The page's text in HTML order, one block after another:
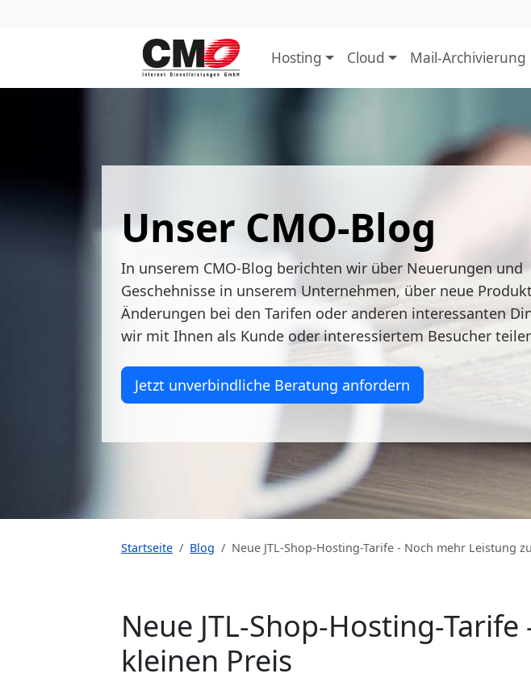
Hosting Cloud Mail-Archivierung
Unser CMO-Blog
In unserem CMO-Blog berichten wir über Neuerungen und
Geschehnisse in unserem Unternehmen, über neue
Änderungen bei den Tarifen oder anderen interessanten
wir mit Ihnen als Kunde oder interessiertem Besucher
Jetzt unverbindliche Beratung anfordern
Startseite Blog Neue JTL-Shop-Hosting-Tarife - Noch mehr Leistung
Neue JTL-Shop-Hosting-
kleinen Preis